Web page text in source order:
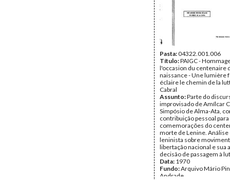
Pasta:04322.001.006
Título:PAIGC -
l'occasion du centenaire
naissance - Une lumière
éclaire le chemin de la
Cabral
Assunto:Parte do
improvisado de Amílcar
Simpósio de Alma-Ata,
contribuição pessoal para
comemorações do
morte de Lenine. Análise
leninista sobre
libertação nacional e sua
decisão de passagem à
Data: 1970
Fundo:Arquivo Mário
Andrade